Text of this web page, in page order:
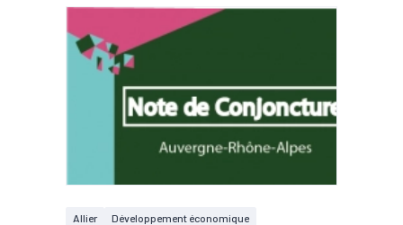
Allier
Développement économique